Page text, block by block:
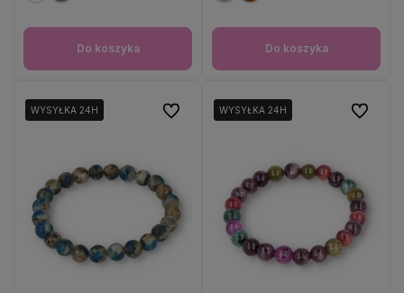
Do koszyka Do koszyka
WYSYŁKA 24H
WYSYŁKA 24H Do ulubionychWYSYŁKA 24H
WYSYŁKA 24H Do